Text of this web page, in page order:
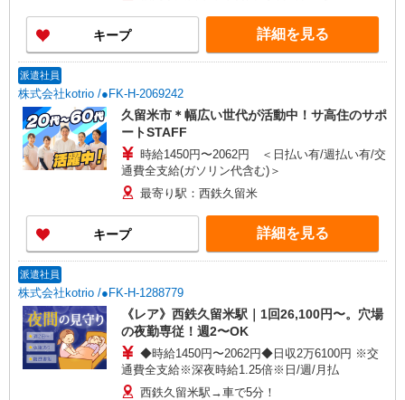
キープ 詳細を見る
派遣社員
株式会社kotrio /●FK-H-2069242
久留米市＊幅広い世代が活動中！サ高住のサポ
ートSTAFF
時給1450円〜2062円 ＜日払い有/週払い有/交
通費全支給(ガソリン代含む)＞
最寄り駅：西鉄久留米
キープ 詳細を見る
派遣社員
株式会社kotrio /●FK-H-1288779
《レア》西鉄久留米駅｜1回26,100円〜。穴場
の夜勤専従！週2〜OK
◆時給1450円〜2062円◆日収2万6100円 ※交
通費全支給※深夜時給1.25倍※日/週/月払
西鉄久留米駅→車で5分！